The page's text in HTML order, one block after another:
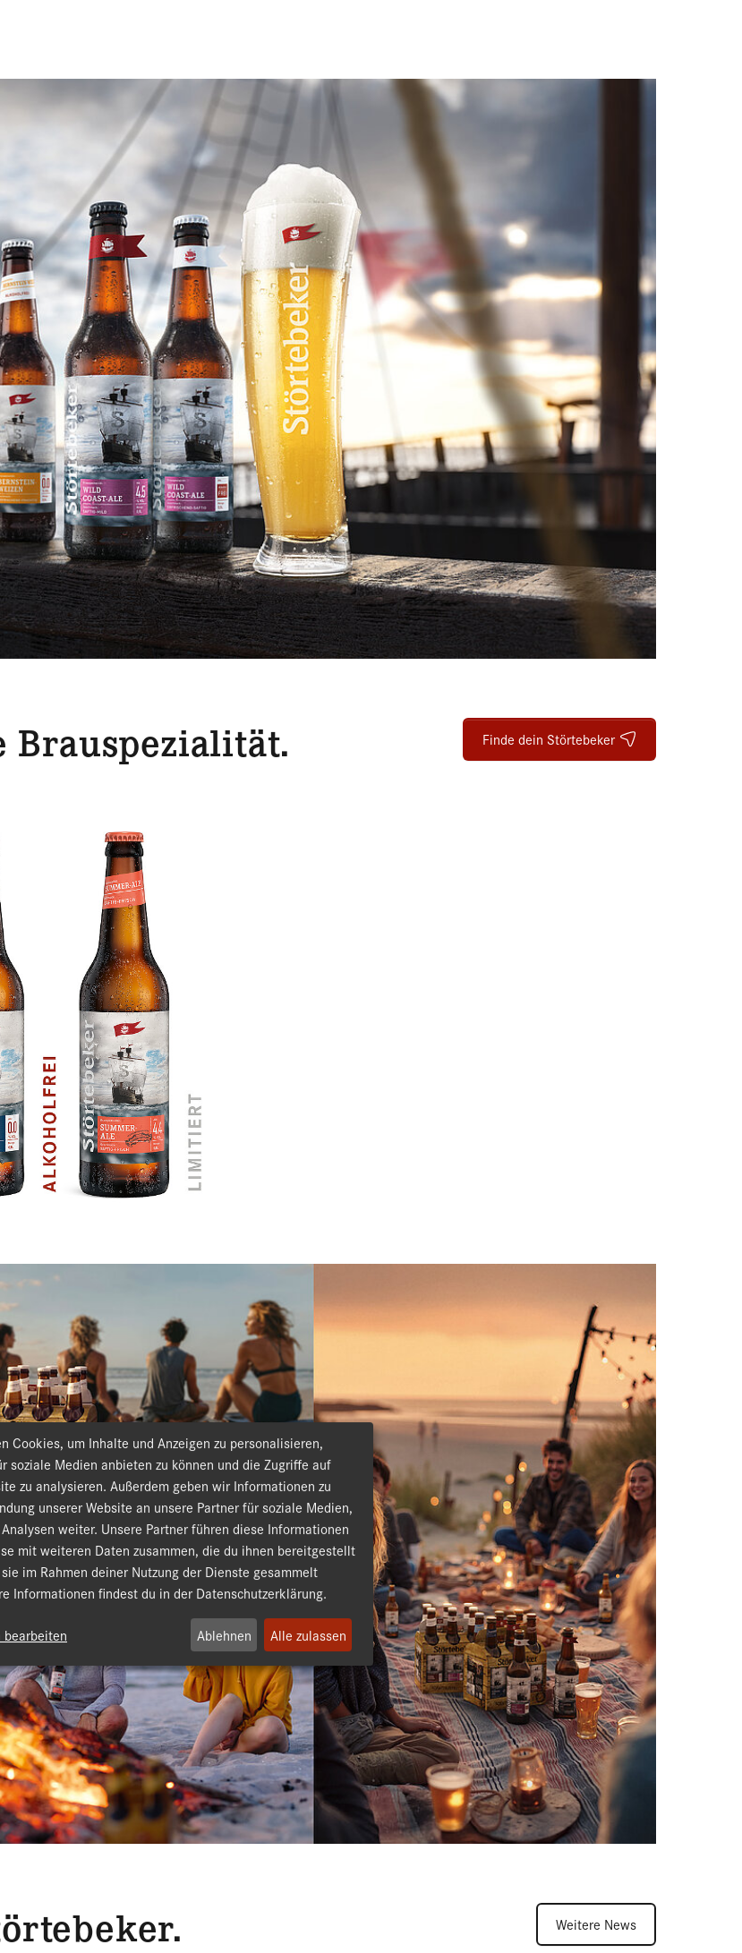
Finde dein Störtebeker
Weitere News
Cookies, um Inhalte und Anzeigen zu personalisieren,
soziale Medien anbieten zu können und die Zugriffe auf
zu analysieren. Außerdem geben wir Informationen zu
unserer Website an unsere Partner für soziale Medien,
weiter. Unsere Partner führen diese Informationen
mit weiteren Daten zusammen, die du ihnen bereitgestellt
im Rahmen deiner Nutzung der Dienste gesammelt
Informationen findest du in der Datenschutzerklärung.
bearbeiten Ablehnen Alle zulassen